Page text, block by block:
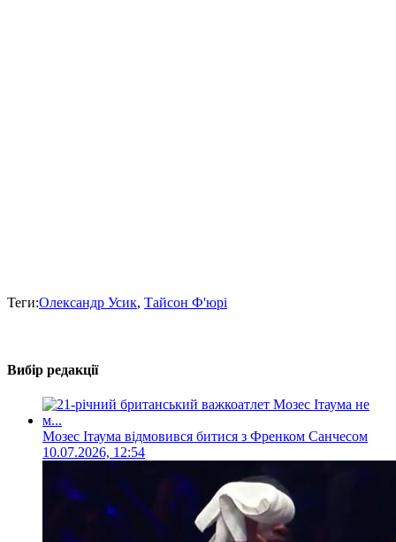
Теги:Олександр Усик, Тайсон Ф'юрі
Вибір редакції
Мозес Ітаума відмовився битися з Френком Санчесом
10.07.2026, 12:54